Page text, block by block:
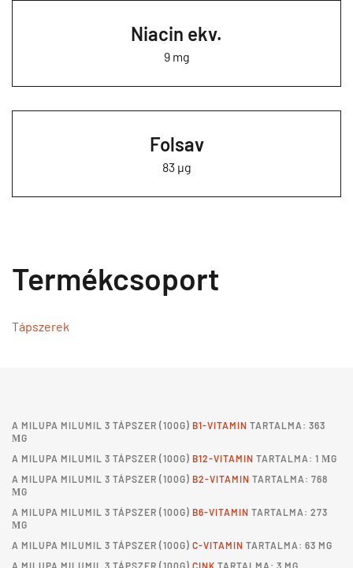
Niacin ekv.
9 mg
Folsav
83 µg
Termékcsoport
Tápszerek
A MILUPA MILUMIL 3 TÁPSZER (100G) B1-VITAMIN TARTALMA: 363
ΜG
A MILUPA MILUMIL 3 TÁPSZER (100G) B12-VITAMIN TARTALMA: 1 ΜG
A MILUPA MILUMIL 3 TÁPSZER (100G) B2-VITAMIN TARTALMA: 768
ΜG
A MILUPA MILUMIL 3 TÁPSZER (100G) B6-VITAMIN TARTALMA: 273
ΜG
A MILUPA MILUMIL 3 TÁPSZER (100G) C-VITAMIN TARTALMA: 63 MG
A MILUPA MILUMIL 3 TÁPSZER (100G) CINK TARTALMA: 3 MG